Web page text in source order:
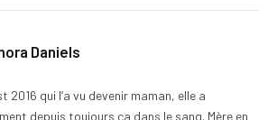
Daniels
2016 qui l’a vu devenir maman, elle a
depuis toujours ça dans le sang. Mère en